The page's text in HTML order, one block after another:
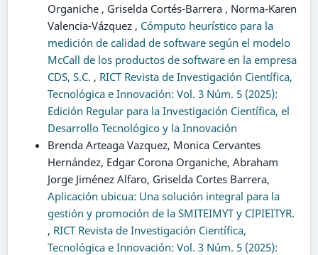
Organiche , Griselda Cortés-Barrera , Norma-Karen
Valencia-Vázquez , Cómputo heurístico para la
medición de calidad de software según el modelo
McCall de los productos de software en la empresa
CDS, S.C. , RICT Revista de Investigación Científica,
Tecnológica e Innovación: Vol. 3 Núm. 5 (2025):
Edición Regular para la Investigación Científica, el
Desarrollo Tecnológico y la Innovación
Brenda Arteaga Vazquez, Monica Cervantes
Hernández, Edgar Corona Organiche, Abraham
Jorge Jiménez Alfaro, Griselda Cortes Barrera,
Aplicación ubicua: Una solución integral para la
gestión y promoción de la SMITEIMYT y CIPIEITYR.
, RICT Revista de Investigación Científica,
Tecnológica e Innovación: Vol. 3 Núm. 5 (2025):